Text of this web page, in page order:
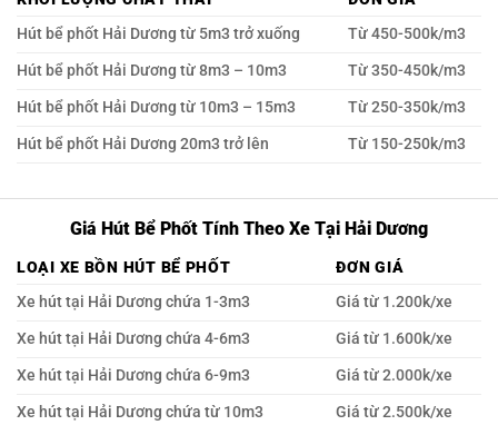
Hút bể phốt Hải Dương từ 5m3 trở xuống
Từ 450-500k/m3
Hút bể phốt Hải Dương từ 8m3 – 10m3
Từ 350-450k/m3
Hút bể phốt Hải Dương từ 10m3 – 15m3
Từ 250-350k/m3
Hút bể phốt Hải Dương 20m3 trở lên
Từ 150-250k/m3
Giá Hút Bể Phốt Tính Theo Xe Tại Hải Dương
LOẠI XE BỒN HÚT BỂ PHỐT
ĐƠN GIÁ
Xe hút tại Hải Dương chứa 1-3m3
Giá từ 1.200k/xe
Xe hút tại Hải Dương chứa 4-6m3
Giá từ 1.600k/xe
Xe hút tại Hải Dương chứa 6-9m3
Giá từ 2.000k/xe
Xe hút tại Hải Dương chứa từ 10m3
Giá từ 2.500k/xe